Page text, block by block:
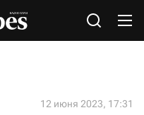
12 июня 2023, 17:31